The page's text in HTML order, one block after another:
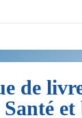
de
Santé